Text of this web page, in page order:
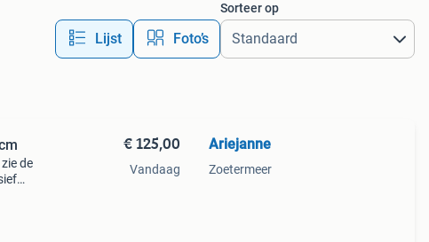
Lijst Foto’s
Sorteer op
de
€ 125,00
Vandaag
Ariejanne
Zoetermeer